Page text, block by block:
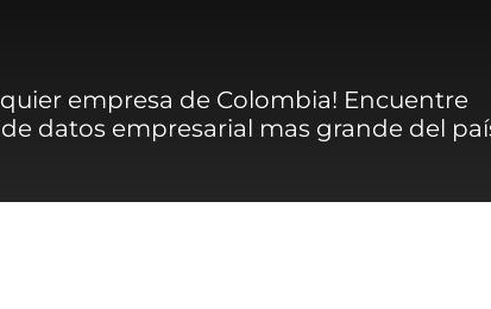
empresa de Colombia! Encuentre
datos empresarial mas grande del